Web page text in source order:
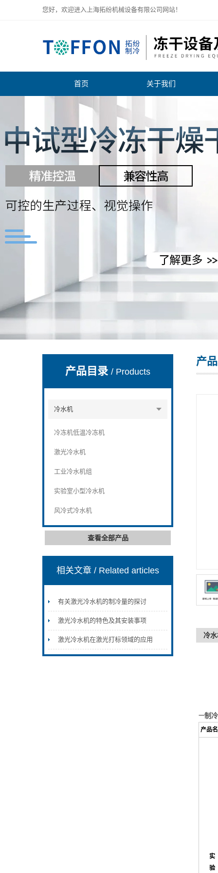
您好，欢迎进入上海拓纷机械设备有限公司网站！
上海拓纷机械设备有限公司
首页 关于我们
产品目录/ Products
冷水机
冷冻机低温冷冻机
激光冷水机
工业冷水机组
实验室小型冷水机
风冷式冷水机
查看全部产品
相关文章/ Related articles
有关激光冷水机的制冷量的探讨
激光冷水机的特色及其安装事项
激光冷水机在激光打标领域的应用
产
冷
一制
产品
实
验